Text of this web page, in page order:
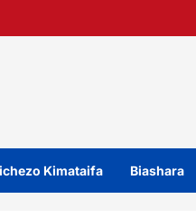
Kimataifa Biashara